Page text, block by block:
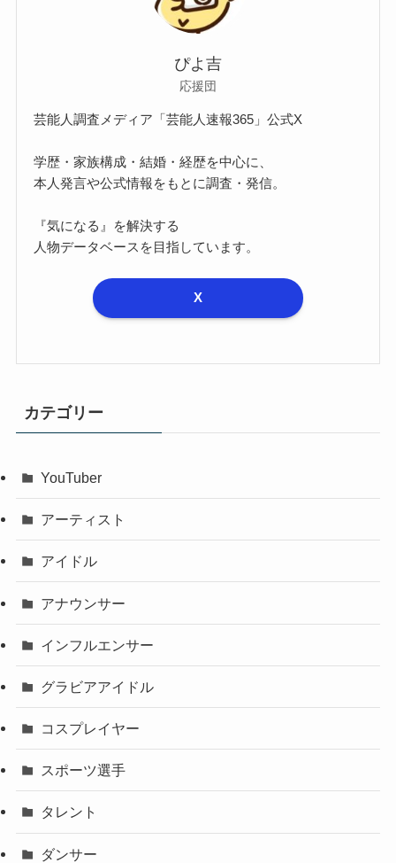
ぴよ吉
応援団
芸能人調査メディア「芸能人速報365」公式X
学歴・家族構成・結婚・経歴を中心に、
本人発言や公式情報をもとに調査・発信。
『気になる』を解決する
人物データベースを目指しています。
X
カテゴリー
YouTuber
アーティスト
アイドル
アナウンサー
インフルエンサー
グラビアアイドル
コスプレイヤー
スポーツ選手
タレント
ダンサー